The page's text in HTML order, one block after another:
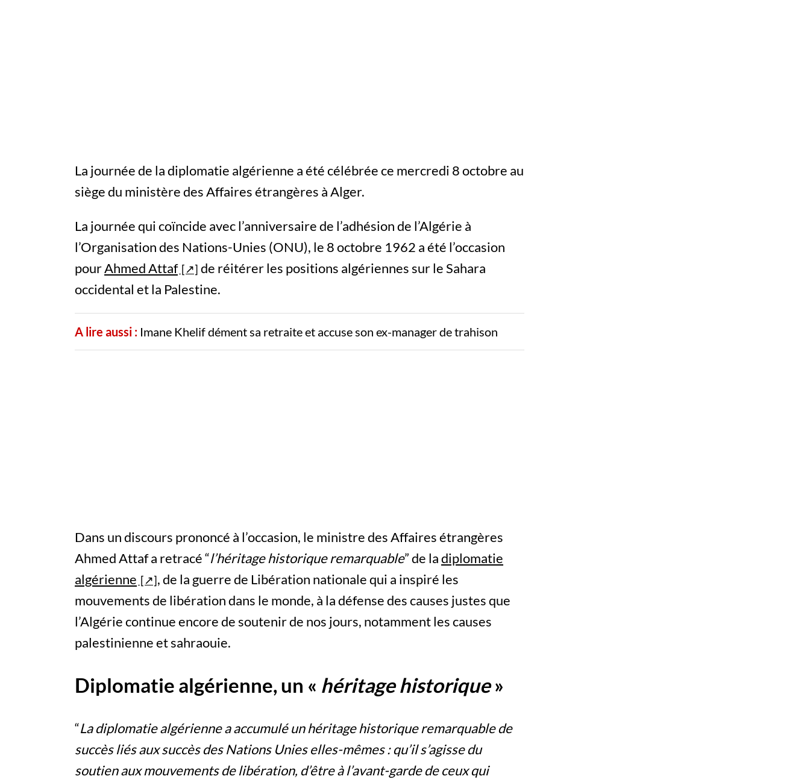
La journée de la diplomatie algérienne a été célébrée ce mercredi 8 octobre au
siège du ministère des Affaires étrangères à Alger.
La journée qui coïncide avec l’anniversaire de l’adhésion de l’Algérie à
l’Organisation des Nations-Unies (ONU), le 8 octobre 1962 a été l’occasion
pourAhmed Attaf
de réitérer les positions algériennes sur le Sahara
occidental et la Palestine.
A lire aussi : Imane Khelif dément sa retraite et accuse son ex-manager de trahison
Dans un discours prononcé à l’occasion, le ministre des Affaires étrangères
Ahmed Attaf a retracé “l’héritage historique remarquable” de ladiplomatie
algérienne
, de la guerre de Libération nationale qui a inspiré les
mouvements de libération dans le monde, à la défense des causes justes que
l’Algérie continue encore de soutenir de nos jours, notamment les causes
palestinienne et sahraouie.
Diplomatie algérienne, un « héritage historique»
“La diplomatie algérienne a accumulé un héritage historique remarquable de
succès liés aux succès des Nations Unies elles-mêmes : qu’il s’agisse du
soutien aux mouvements de libération, d’être à l’avant-garde de ceux qui